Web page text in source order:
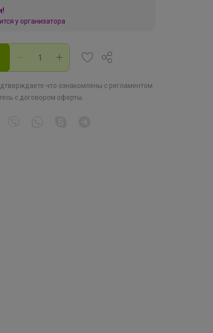
у организатора
что ознакомлены с регламентом
с договором оферты